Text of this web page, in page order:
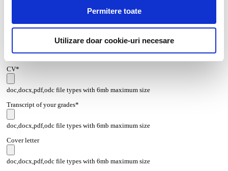
Permitere toate
Utilizare doar cookie-uri necesare
CV*
doc,docx,pdf,odc file types with 6mb maximum size
Transcript of your grades*
doc,docx,pdf,odc file types with 6mb maximum size
Cover letter
doc,docx,pdf,odc file types with 6mb maximum size